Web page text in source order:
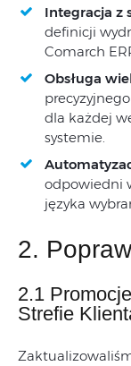
Integracja z
definicji
Comarch
Obsługa
dla każdej
systemie.
odpowiedni
języka
2.
2.1
Strefie